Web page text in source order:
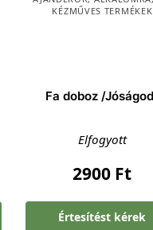
KÉZMŰVES TERMÉKEK
Fa doboz /
Elfogyott
2900 Ft
Értesítést kérek